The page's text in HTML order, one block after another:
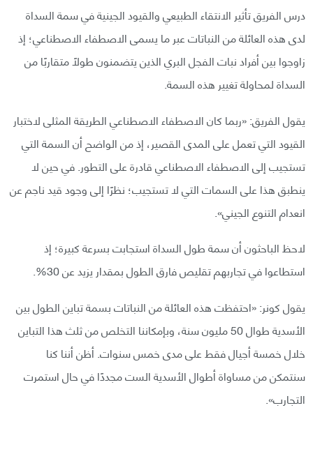
درس الفريق تأثير الانتقاء الطبيعي والقيود الجينية في سمة السداة
لدى هذه العائلة من النباتات عبر ما يسمى الاصطفاء الاصطناعي؛ إذ
زاوجوا بين أفراد نبات الفجل البري الذين يتضمنون طولًا متقاربًا من
السداة لمحاولة تغيير هذه السمة.
يقول الفريق: «ربما كان الاصطفاء الاصطناعي الطريقة المثلى لاختبار
القيود التي تعمل على المدى القصير، إذ من الواضح أن السمة التي
تستجيب إلى الاصطفاء الاصطناعي قادرة على التطور. في حين لا
ينطبق هذا على السمات التي لا تستجيب؛ نظرًا إلى وجود قيد ناجم عن
انعدام التنوع الجيني».
لاحظ الباحثون أن سمة طول السداة استجابت بسرعة كبيرة؛ إذ
استطاعوا في تجاربهم تقليص فارق الطول بمقدار يزيد عن 30%.
يقول كونر: «احتفظت هذه العائلة من النباتات بسمة تباين الطول بين
الأسدية طوال 50 مليون سنة، وبإمكاننا التخلص من ثلث هذا التباين
خلال خمسة أجيال فقط على مدى خمس سنوات. أظن أننا كنا
سنتمكن من مساواة أطوال الأسدية الست مجددًا في حال استمرت
التجارب».